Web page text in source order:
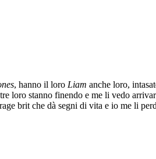
, hanno il loro Liam anche loro,
loro stanno finendo e me li vedo
brit che dà segni di vita e io me li